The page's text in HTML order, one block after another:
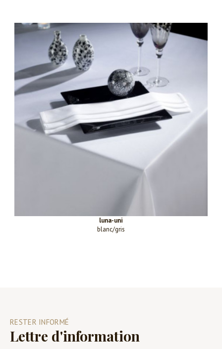
luna-uni
blanc/gris
RESTER INFORMÉ
Lettre d'information